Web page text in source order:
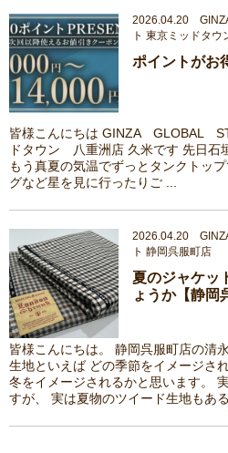
2026.04.20
ト 東京ミッドタウ
ポイントがお
皆様こんにちは GINZA GLOBAL
ドタウン 八重洲店 久米です 先日石
もう真夏の気温でずっとタンクトッ
グなど星を見に行ったりご ...
2026.04.20
ト 静岡呉服町店
夏のジャケッ
ょうか【静岡
皆様こんにちは。 静岡呉服町店の清
生地といえば どの季節をイメージさ
冬をイメージされるかと思います。
すが、 実は夏物のツイード生地もある